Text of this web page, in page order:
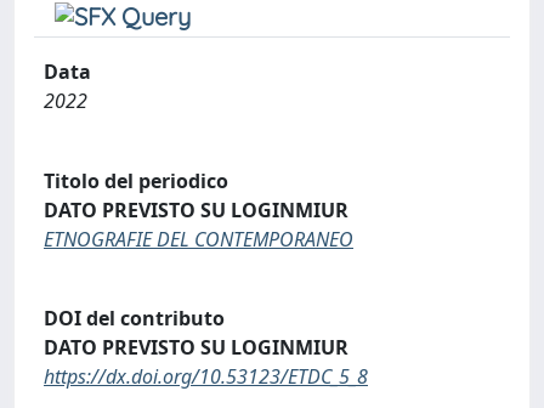
Data
2022
Titolo del periodico
DATO PREVISTO SU LOGINMIUR
ETNOGRAFIE DEL CONTEMPORANEO
DOI del contributo
DATO PREVISTO SU LOGINMIUR
https://dx.doi.org/10.53123/ETDC_5_8